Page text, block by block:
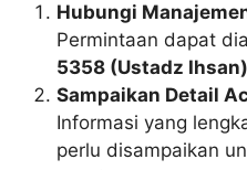
Hubungi
Permintaan dapat
5358 (Ustadz Ihsan)
Sampaikan Detail
Informasi yang
perlu disampaikan